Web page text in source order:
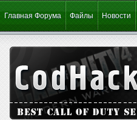
Главная Форума Файлы Новости